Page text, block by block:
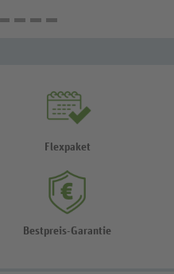
Flexpaket
Bestpreis-Garantie